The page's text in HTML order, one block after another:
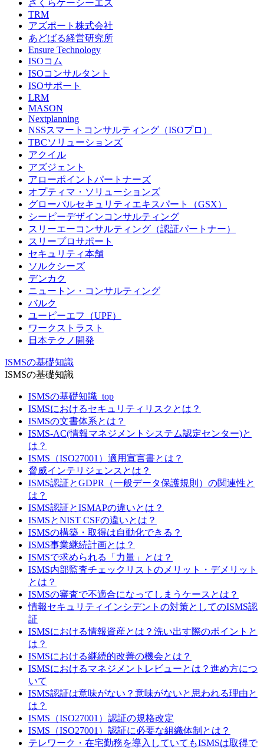
さくらケーシーエス
TRM
アズポート株式会社
あどばる経営研究所
Ensure Technology
ISOコム
ISOコンサルタント
ISOサポート
LRM
MASON
Nextplanning
NSSスマートコンサルティング（ISOプロ）
TBCソリューションズ
アクイル
アズジェント
アローポイントパートナーズ
オプティマ・ソリューションズ
グローバルセキュリティエキスパート（GSX）
シーピーデザインコンサルティング
スリーエーコンサルティング（認証パートナー）
スリープロサポート
セキュリティ本舗
ソルクシーズ
デンカク
ニュートン・コンサルティング
バルク
ユーピーエフ（UPF）
ワークストラスト
日本テクノ開発
ISMSの基礎知識
ISMSの基礎知識
ISMSの基礎知識_top
ISMSにおけるセキュリティリスクとは？
ISMSの文書体系とは？
ISMS-AC(情報マネジメントシステム認定センター)と
は？
ISMS（ISO27001）適用宣言書とは？
脅威インテリジェンスとは？
ISMS認証とGDPR（一般データ保護規則）の関連性と
は？
ISMS認証とISMAPの違いとは？
ISMSとNIST CSFの違いとは？
ISMSの構築・取得は自動化できる？
ISMS事業継続計画とは？
ISMSで求められる「力量」とは？
ISMS内部監査チェックリストのメリット・デメリット
とは？
ISMSの審査で不適合になってしまうケースとは？
情報セキュリティインシデントの対策としてのISMS認
証
ISMSにおける情報資産とは？洗い出す際のポイントと
は？
ISMSにおける継続的改善の機会とは？
ISMSにおけるマネジメントレビューとは？進め方につ
いて
ISMS認証は意味がない？意味がないと思われる理由と
は？
ISMS（ISO27001）認証の規格改定
ISMS（ISO27001）認証に必要な組織体制とは？
テレワーク・在宅勤務を導入していてもISMSは取得で